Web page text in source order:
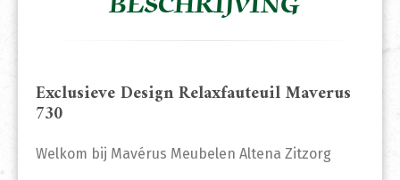
Exclusieve Design Relaxfauteuil Maverus
730
Welkom bij Mavérus Meubelen Altena Zitzorg